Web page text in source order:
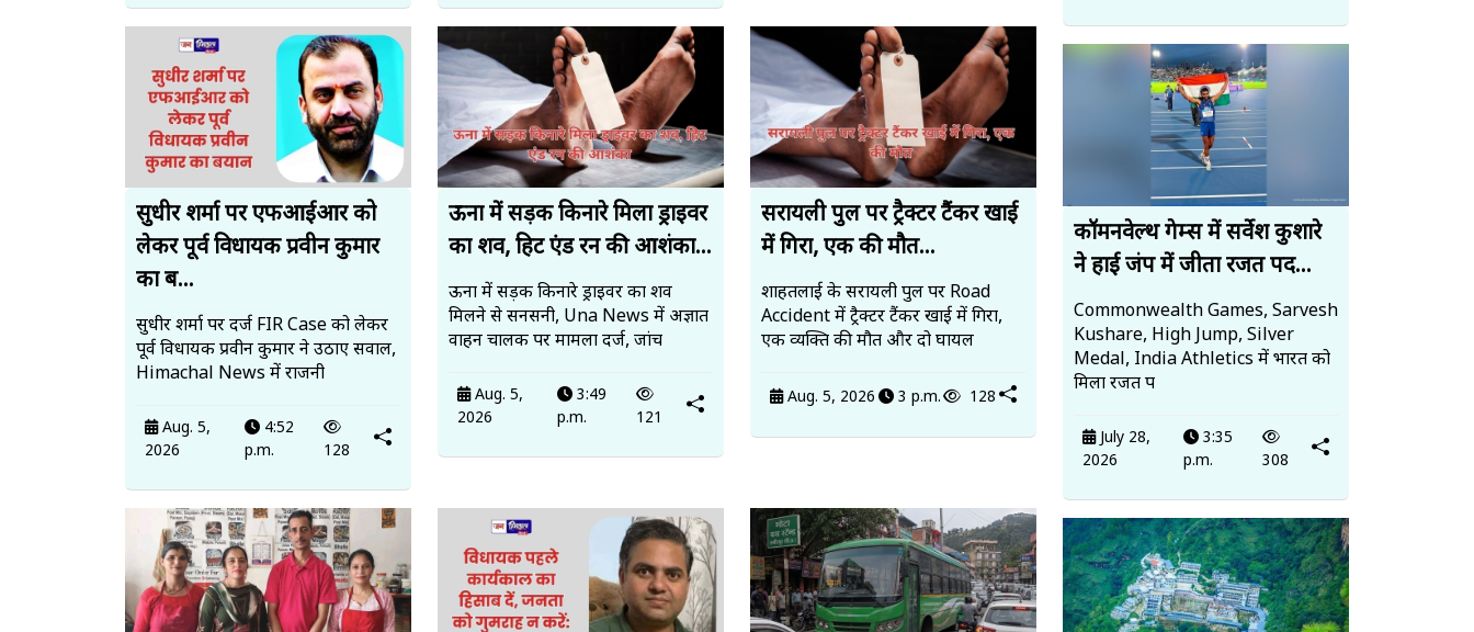
सुधीर शर्मा पर एफआईआर को
लेकर पूर्व विधायक प्रवीन कुमार
का ब...
सुधीर शर्मा पर दर्ज FIR Case को लेकर
पूर्व विधायक प्रवीन कुमार ने उठाए सवाल,
Himachal News में राजनी
Aug. 5,
2026
4:52
p.m.
128
ऊना में सड़क किनारे मिला ड्राइवर
का शव, हिट एंड रन की आशंका...
ऊना में सड़क किनारे ड्राइवर का शव
मिलने से सनसनी, Una News में अज्ञात
वाहन चालक पर मामला दर्ज, जांच
Aug. 5,
2026
3:49
p.m.
121
सरायली पुल पर ट्रैक्टर टैंकर खाई
में गिरा, एक की मौत...
शाहतलाई के सरायली पुल पर Road
Accident में ट्रैक्टर टैंकर खाई में गिरा,
एक व्यक्ति की मौत और दो घायल
Aug. 5, 2026 3 p.m. 128
कॉमनवेल्थ गेम्स में सर्वेश कुशारे
ने हाई जंप में जीता रजत पद...
Commonwealth Games, Sarvesh
Kushare, High Jump, Silver
Medal, India Athletics में भारत को
मिला रजत प
July 28,
2026
3:35
p.m.
308